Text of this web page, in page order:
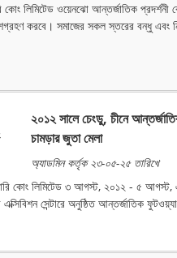
লিমিটেড ওয়েনঝো আন্তর্জাতিক
করবে। সমাজের সকল স্তরের বন্ধু এবং
২০১২ সালে চেংডু, চীনে
চামড়ার জুতা মেলা
অ্যাডমিন কর্তৃক ২৩-০৫-২৫ তারিখে
কোং লিমিটেড ৩ আগস্ট, ২০১২ - ৫ আগস্ট,
সেন্টারে অনুষ্ঠিত আন্তর্জাতিক